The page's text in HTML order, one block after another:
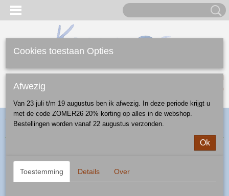
(0)
Home >Webshop>Schalen>nestschalen> schaal 0,7 l - patroon
U-J1
Cookies toestaan Opties
Afwezig
Van 23 juli t/m 19 augustus ben ik afwezig. In deze periode krijgt u
met de code ZOMER26 20% korting op alles in de webshop.
Bestellingen worden vanaf 22 augustus verzonden.
Ok
Toestemming Details Over